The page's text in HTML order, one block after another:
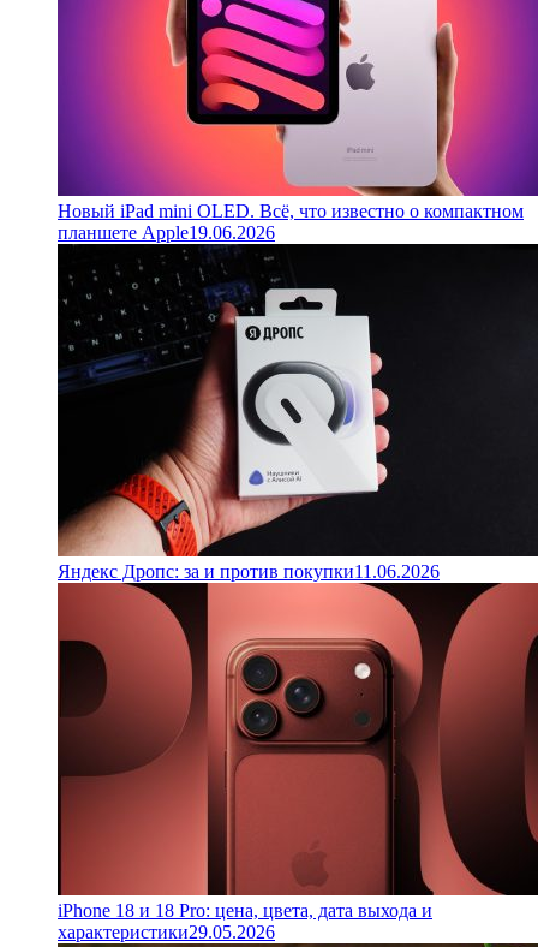
Новый iPad mini OLED. Всё, что известно о компактном
планшете Apple19.06.2026
Яндекс Дропс: за и против покупки11.06.2026
iPhone 18 и 18 Pro: цена, цвета, дата выхода и
характеристики29.05.2026